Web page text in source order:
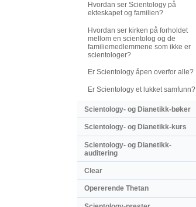
Hvordan ser Scientology på
ekteskapet og familien?
Hvordan ser kirken på forholdet
mellom en scientolog og de
familiemedlemmene som ikke er
scientologer?
Er Scientology åpen overfor alle?
Er Scientology et lukket samfunn?
Scientology- og Dianetikk-bøker
Scientology- og Dianetikk-kurs
Scientology- og Dianetikk-
auditering
Clear
Opererende Thetan